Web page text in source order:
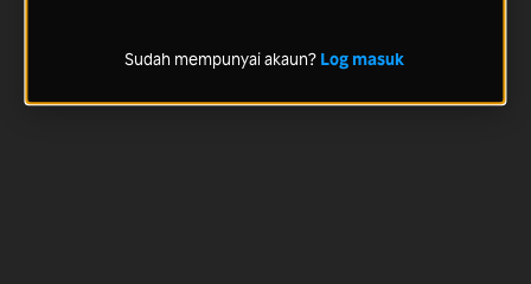
Sudah mempunyai akaun? Log masuk